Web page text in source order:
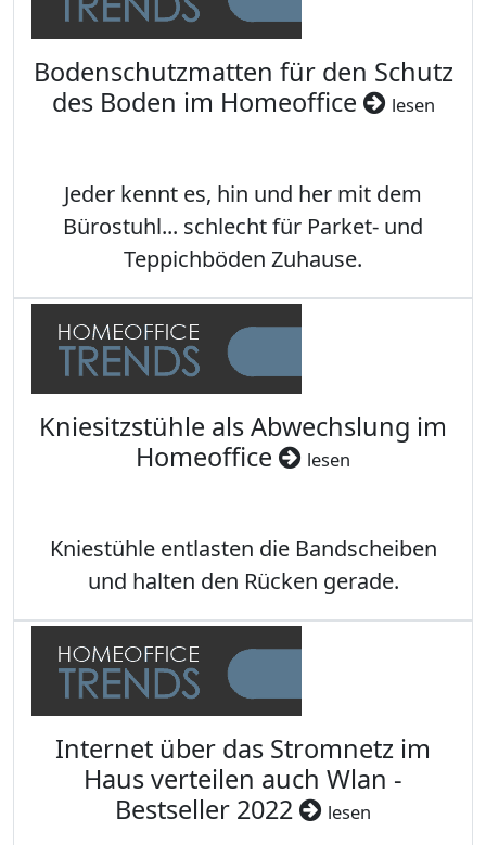
Bodenschutzmatten für den Schutz
des Boden im Homeoffice
lesen
Jeder kennt es, hin und her mit dem
Bürostuhl... schlecht für Parket- und
Teppichböden Zuhause.
Kniesitzstühle als Abwechslung im
Homeoffice
lesen
Kniestühle entlasten die Bandscheiben
und halten den Rücken gerade.
Internet über das Stromnetz im
Haus verteilen auch Wlan -
Bestseller 2022
lesen